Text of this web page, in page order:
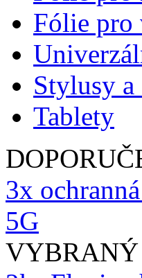
Fólie pro
Stylusy a
Tablety
3x
5G